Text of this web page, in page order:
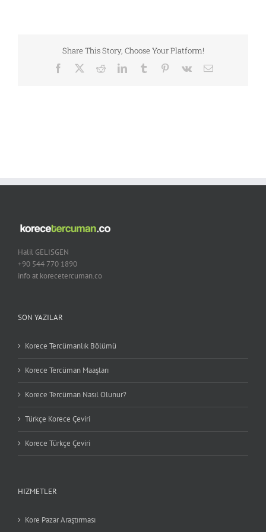
Share This Story, Choose Your Platform!
Facebook RedditLinkedInTumblr Pinterest
Vk Email
Halil GELISGEN
+90 544 770 1890
info at korecetercuman.co
SON YAZILAR
Korece Tercümanlık Bölümü
Korece Tercüman Maaşları
Korece Tercüman Nasıl Olunur?
Türkçe Korece Çeviri
Korece Türkçe Çeviri
HIZMETLER
Kore Pazar Araştırması